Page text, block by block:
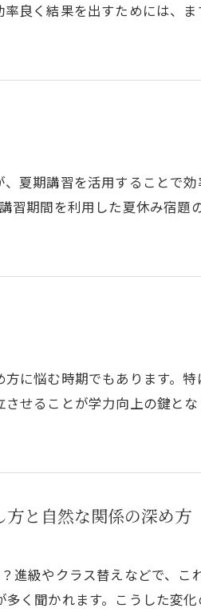
良く結果を出すためには、ま
夏期講習を活用することで
習期間を利用した夏休み宿題
に悩む時期でもあります。
せることが学力向上の鍵と
と自然な関係の深め方
進級やクラス替えなどで、こ
く聞かれます。こうした変